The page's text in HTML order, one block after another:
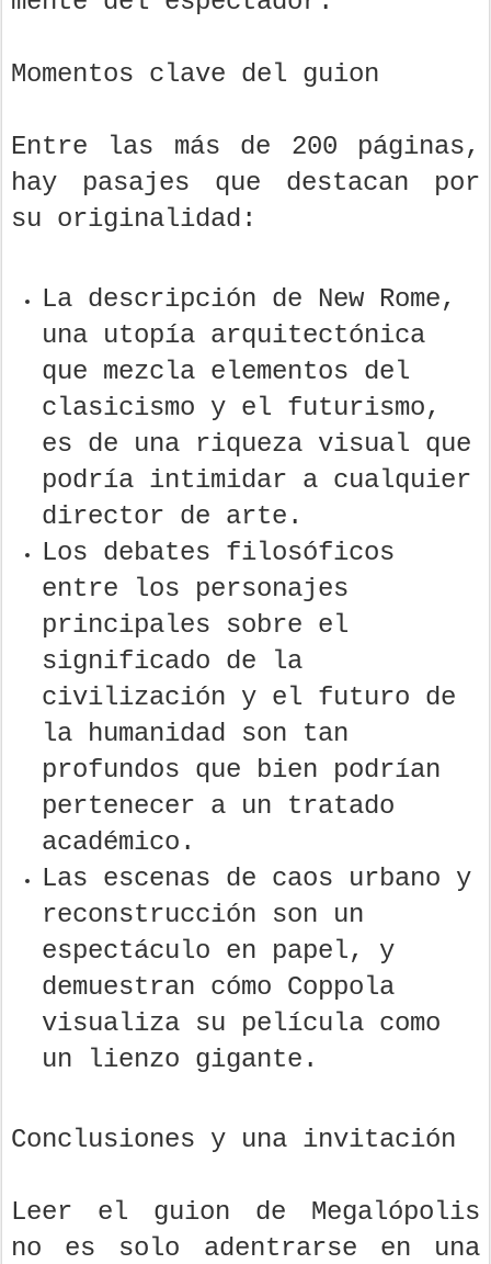
Momentos clave del guion
Entre las más de 200 páginas,
hay pasajes que destacan por
su originalidad:
La descripción de New Rome,
una utopía arquitectónica
que mezcla elementos del
clasicismo y el futurismo,
es de una riqueza visual que
podría intimidar a cualquier
director de arte.
Los debates filosóficos
entre los personajes
principales sobre el
significado de la
civilización y el futuro de
la humanidad son tan
profundos que bien podrían
pertenecer a un tratado
académico.
Las escenas de caos urbano y
reconstrucción son un
espectáculo en papel, y
demuestran cómo Coppola
visualiza su película como
un lienzo gigante.
Conclusiones y una invitación
Leer el guion de Megalópolis
no es solo adentrarse en una